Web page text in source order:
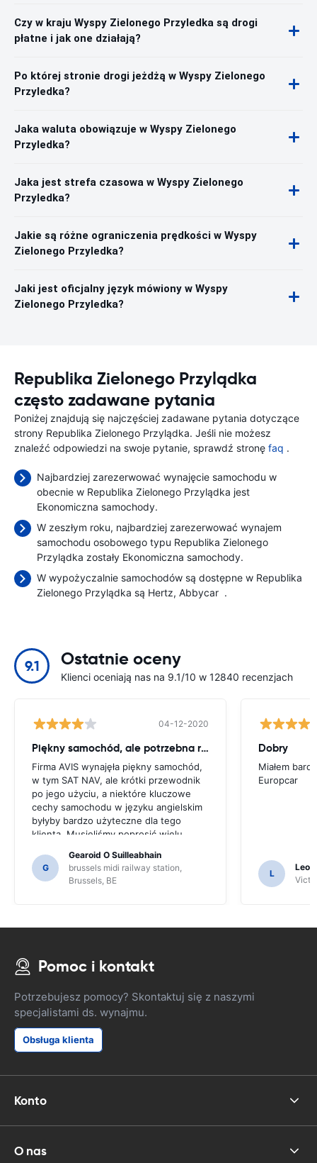
Czy w kraju Wyspy Zielonego Przyledka są drogi
płatne i jak one działają?
Po której stronie drogi jeżdżą w Wyspy Zielonego
Przyledka?
Jaka waluta obowiązuje w Wyspy Zielonego
Przyledka?
Jaka jest strefa czasowa w Wyspy Zielonego
Przyledka?
Jakie są różne ograniczenia prędkości w Wyspy
Zielonego Przyledka?
Jaki jest oficjalny język mówiony w Wyspy
Zielonego Przyledka?
Republika Zielonego Przylądka
często zadawane pytania
Poniżej znajdują się najczęściej zadawane pytania dotyczące
strony Republika Zielonego Przylądka. Jeśli nie możesz
znaleźć odpowiedzi na swoje pytanie, sprawdź stronę faq .
Najbardziej zarezerwować wynajęcie samochodu w
obecnie w Republika Zielonego Przylądka jest
Ekonomiczna samochody.
W zeszłym roku, najbardziej zarezerwować wynajem
samochodu osobowego typu Republika Zielonego
Przylądka zostały Ekonomiczna samochody.
W wypożyczalnie samochodów są dostępne w Republika
Zielonego Przylądka są Hertz Abbycar .
9.1 Ostatnie oceny
Klienci oceniają nas na 9.1/10 w 12840 recenzjach
04-12-2020
Piękny samochód, ale potrzebna rada
Firma AVIS wynajęła piękny samochód,
w tym SAT NAV, ale krótki przewodnik
po jego użyciu, a niektóre kluczowe
cechy samochodu w języku angielskim
byłyby bardzo użyteczne dla tego
klienta. Musieliśmy poprosić wielu
dlatego, że mogliśmy nie zorientować
się w funkcjach SAT NAV.
G
Gearoid O Suilleabhain
brussels midi railway station,
Brussels, BE
Dobry
Miałem
Europcar
L
Pomoc i kontakt
Potrzebujesz pomocy? Skontaktuj się z naszymi
specjalistami ds. wynajmu.
Obsługa klienta
Konto
O nas